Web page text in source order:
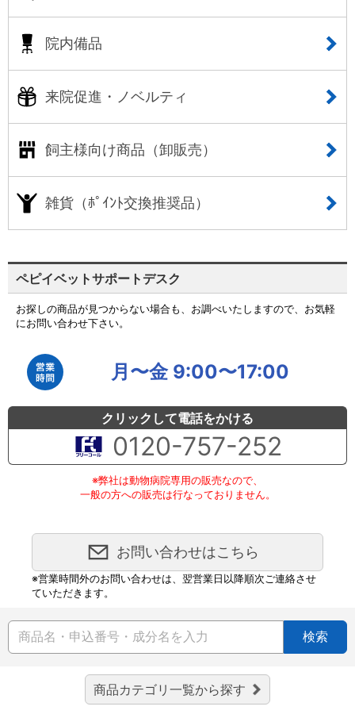
院内備品
来院促進・ノベルティ
飼主様向け商品（卸販売）
雑貨（ﾎﾟｲﾝﾄ交換推奨品）
ペピイベットサポートデスク
お探しの商品が見つからない場合も、お調べいたしますので、お気軽
にお問い合わせ下さい。
月〜金 9:00〜17:00
クリックして電話をかける
0120-757-252
※弊社は動物病院専用の販売なので、
一般の方への販売は行なっておりません。
お問い合わせはこちら
※営業時間外のお問い合わせは、翌営業日以降順次ご連絡させ
ていただきます。
検索
商品カテゴリ一覧から探す